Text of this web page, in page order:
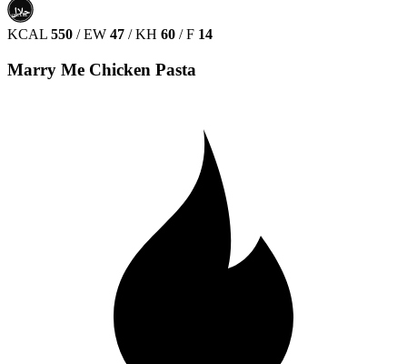
حلال
HALAL
KCAL 550 / EW 47 / KH 60 / F 14
Marry Me Chicken Pasta